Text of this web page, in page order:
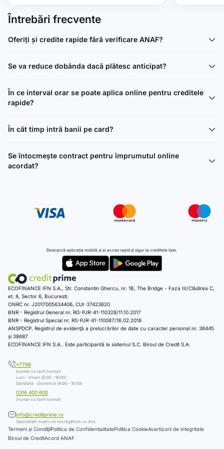
Aplică acum și obține creditul tău rapid, sigur și fără stres!
4
Întrebări frecvente
Oferiți și credite rapide fără verificare ANAF?
Se va reduce dobânda dacă plătesc anticipat?
În ce interval orar se poate aplica online pentru creditele
rapide?
În cât timp intră banii pe card?
Se întocmește contract pentru împrumutul online
acordat?
ECOFINANCE IFN S.A., Str. Constantin Ghercu, nr. 1B, The Bridge - Faza III/Clădirea C,
et. 8, Sector 6, Bucuresti.
ONRC nr. J2017005634406, CUI-37423620
BNR - Registrul General nr. RG-PJR-41-110328/11.10.2017
BNR - Registrul Special nr. RS-PJR-41-110087/16.02.2018
ANSPDCP, Registrul de evidenţă a prelucrărilor de date cu caracter personal nr. 38445
și 38687
ECOFINANCE IFN S.A.. Este participantă la sistemul S.C. Biroul de Credit S.A.
Descarcă aplicația mobilă și ai acces rapid și sigur la creditele tale.
*7788
(număr cu tarif normal)
Luni - Vineri (8:00 - 19:00)
Sâmbătă - Duminică (9:00 - 18:00)
0316 400 600
(număr cu tarif normal)
info@creditprime.ro
Specialiștii noștri vor lua legătura cu dvs.
Termeni și CondiţiiPolitica de ConfidentialitatePolitica CookieAvertizorii de integritate
Biroul de CreditAcord ANAF